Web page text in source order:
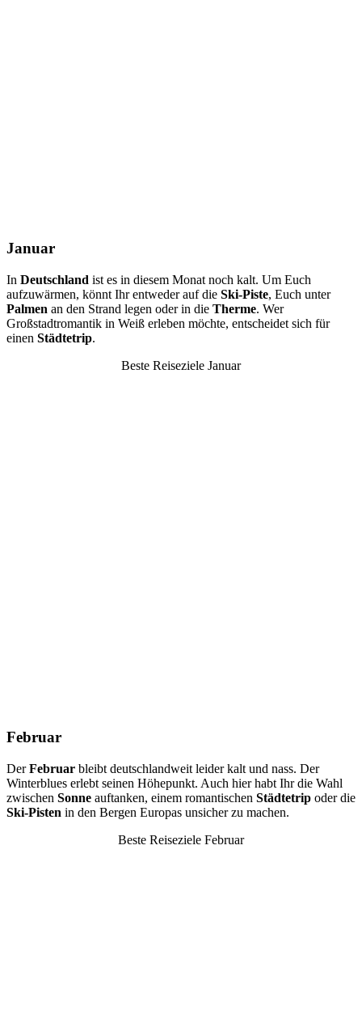
Januar
In Deutschland ist es in diesem Monat noch kalt. Um Euch
aufzuwärmen, könnt Ihr entweder auf die Ski-Piste, Euch unter
Palmen an den Strand legen oder in die Therme. Wer
Großstadtromantik in Weiß erleben möchte, entscheidet sich für
einen Städtetrip.
Beste Reiseziele Januar
Februar
DerFebruar bleibt deutschlandweit leider kalt und nass. Der
Winterblues erlebt seinen Höhepunkt. Auch hier habt Ihr die Wahl
zwischen Sonne auftanken, einem romantischen Städtetrip oder die
Ski-Pisten in den Bergen Europas unsicher zu machen.
Beste Reiseziele Februar